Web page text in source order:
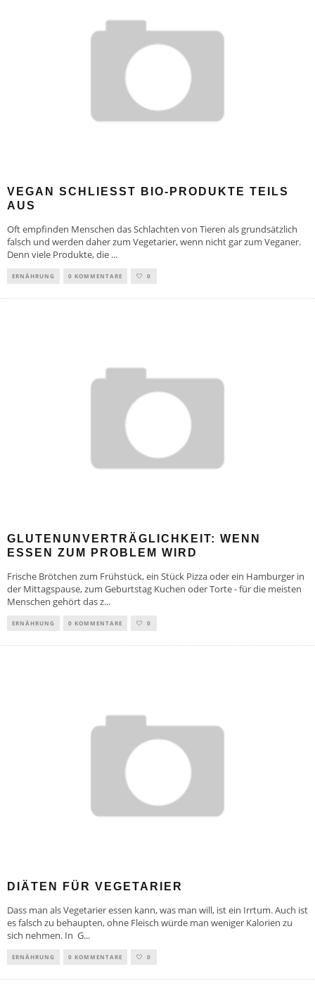
VEGAN SCHLIESST BIO-PRODUKTE TEILS A
US
Oft empfinden Menschen das Schlachten von Tieren als grundsätzlich
falsch und werden daher zum Vegetarier, wenn nicht gar zum Veganer.
Denn viele Produkte, die ...
ERNÄHRUNG 0 KOMMENTARE 0
GLUTENUNVERTRÄGLICHKEIT: WENN
ESSEN ZUM PROBLEM WIRD
Frische Brötchen zum Frühstück, ein Stück Pizza oder ein Hamburger in
der Mittagspause, zum Geburtstag Kuchen oder Torte - für die meisten
Menschen gehört das z...
ERNÄHRUNG 0 KOMMENTARE 0
DIÄTEN FÜR VEGETARIER
Dass man als Vegetarier essen kann, was man will, ist ein Irrtum. Auch ist
es falsch zu behaupten, ohne Fleisch würde man weniger Kalorien zu
sich nehmen. In G...
ERNÄHRUNG 0 KOMMENTARE 0